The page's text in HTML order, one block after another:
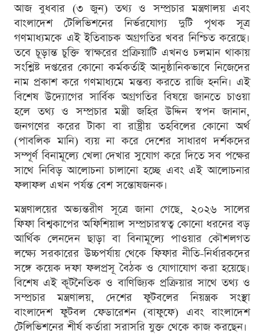
আজ বুধবার (৩ জুন) তথ্য ও সম্প্রচার মন্ত্রণালয় এবং
বাংলাদেশ টেলিভিশনের নির্ভরযোগ্য দুটি পৃথক সূত্র
গণমাধ্যমকে এই ইতিবাচক অগ্রগতির খবর নিশ্চিত করেছে।
তবে চূড়ান্ত চুক্তি স্বাক্ষরের প্রক্রিয়াটি এখনও চলমান থাকায়
সংশ্লিষ্ট দপ্তরের কোনো কর্মকর্তাই আনুষ্ঠানিকভাবে নিজেদের
নাম প্রকাশ করে গণমাধ্যমে মন্তব্য করতে রাজি হননি। এই
বিশেষ উদ্যোগের সার্বিক অগ্রগতির বিষয়ে জানতে চাওয়া
হলে তথ্য ও সম্প্রচার মন্ত্রী জহির উদ্দিন স্বপন জানান,
জনগণের করের টাকা বা রাষ্ট্রীয় তহবিলের কোনো অর্থ
(পাবলিক মানি) ব্যয় না করে দেশের সাধারণ দর্শকদের
সম্পূর্ণ বিনামূল্যে খেলা দেখার সুযোগ করে দিতে সব পক্ষের
সাথে নিবিড় আলোচনা চালানো হচ্ছে এবং এই আলোচনার
ফলাফল এখন পর্যন্ত বেশ সন্তোষজনক।
মন্ত্রণালয়ের অভ্যন্তরীণ সূত্রে জানা গেছে, ২০২৬ সালের
ফিফা বিশ্বকাপের অফিশিয়াল সম্প্রচারস্বত্ব কোনো ধরনের বড়
আর্থিক লেনদেন ছাড়া বা বিনামূল্যে পাওয়ার কৌশলগত
লক্ষ্যে সরকারের উচ্চপর্যায় থেকে ফিফার নীতি-নির্ধারকদের
সঙ্গে কয়েক দফা ফলপ্রসূ বৈঠক ও যোগাযোগ করা হয়েছে।
বিশেষ এই কূটনৈতিক ও বাণিজ্যিক প্রক্রিয়ার সাথে তথ্য ও
সম্প্রচার মন্ত্রণালয়, দেশের ফুটবলের নিয়ন্ত্রক সংস্থা
বাংলাদেশ ফুটবল ফেডারেশন (বাফুফে) এবং বাংলাদেশ
টেলিভিশনের শীর্ষ কর্তারা সরাসরি যুক্ত থেকে কাজ করছেন।